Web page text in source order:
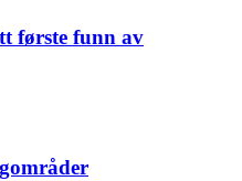
første funn av